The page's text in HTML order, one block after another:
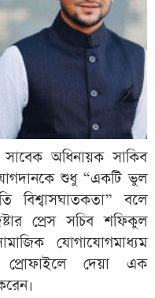
অধিনায়ক সাকিব
শুধু “একটি ভুল
বিশ্বাসঘাতকতা” বলে
প্রেস সচিব শফিকুল
যোগাযোগমাধ্যম
প্রোফাইলে দেয়া এক